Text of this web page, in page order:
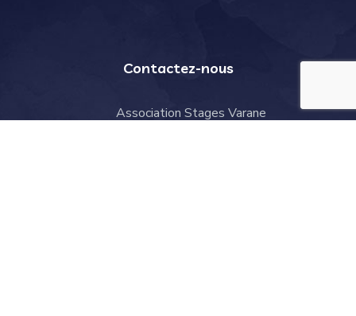
Contactez-nous
Association Stages Varane